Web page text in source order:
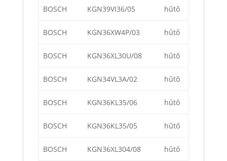
BOSCH KGN39VI36/05 hűtő
BOSCH KGN36XW4P/03 hűtő
BOSCH KGN36XL30U/08 hűtő
BOSCH KGN34VL3A/02 hűtő
BOSCH KGN36KL35/06 hűtő
BOSCH KGN36KL35/05 hűtő
BOSCH KGN36XL304/08 hűtő